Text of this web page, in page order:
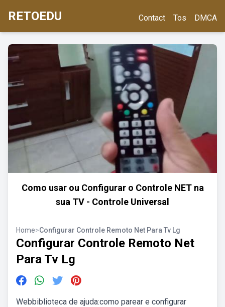
RETOEDU Contact Tos DMCA
Como usar ou Configurar o Controle NET na
sua TV - Controle Universal
Home>Configurar Controle Remoto Net Para Tv Lg
Configurar Controle Remoto Net
Para Tv Lg
Webbiblioteca de ajuda:como parear e configurar